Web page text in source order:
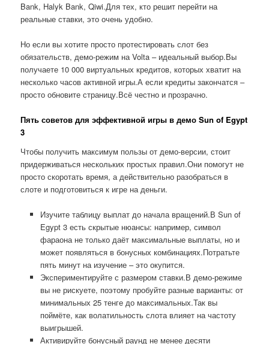
Bank, Halyk Bank, Qiwi.Для тех, кто решит перейти на
реальные ставки, это очень удобно.
Но если вы хотите просто протестировать слот без
обязательств, демо-режим на Volta – идеальный выбор.Вы
получаете 10 000 виртуальных кредитов, которых хватит на
несколько часов активной игры.А если кредиты закончатся –
просто обновите страницу.Всё честно и прозрачно.
Пять советов для эффективной игры в демо Sun of Egypt
3
Чтобы получить максимум пользы от демо-версии, стоит
придерживаться нескольких простых правил.Они помогут не
просто скоротать время, а действительно разобраться в
слоте и подготовиться к игре на деньги.
Изучите таблицу выплат до начала вращений.В Sun of
Egypt 3 есть скрытые нюансы: например, символ
фараона не только даёт максимальные выплаты, но и
может появляться в бонусных комбинациях.Потратьте
пять минут на изучение – это окупится.
Экспериментируйте с размером ставки.В демо-режиме
вы не рискуете, поэтому пробуйте разные варианты: от
минимальных 25 тенге до максимальных.Так вы
поймёте, как волатильность слота влияет на частоту
выигрышей.
Активируйте бонусный раунд не менее десяти